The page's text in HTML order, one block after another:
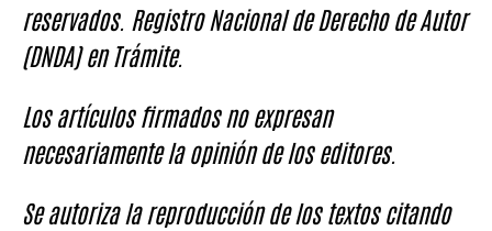
reservados. Registro Nacional de Derecho de Autor
(DNDA) en Trámite.
Los artículos firmados no expresan
necesariamente la opinión de los editores.
Se autoriza la reproducción de los textos citando